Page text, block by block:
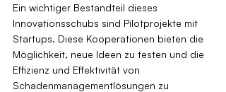
Ein wichtiger Bestandteil dieses
Innovationsschubs sind Pilotprojekte mit
Startups. Diese Kooperationen bieten die
Möglichkeit, neue Ideen zu testen und die
Effizienz und Effektivität von
Schadenmanagementlösungen zu